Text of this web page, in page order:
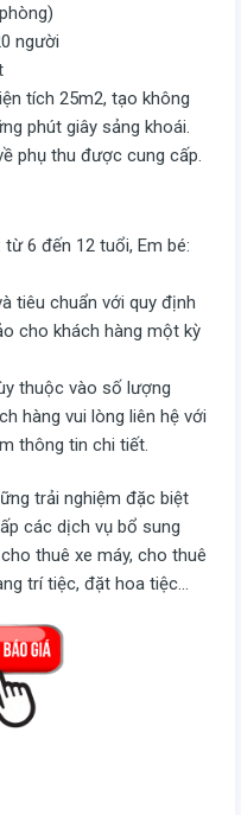
người
tích 25m2, tạo không
phút giây sảng khoái.
phụ thu được cung cấp.
6 đến 12 tuổi, Em bé:
tiêu chuẩn với quy định
cho khách hàng một kỳ
thuộc vào số lượng
hàng vui lòng liên hệ với
thông tin chi tiết.
trải nghiệm đặc biệt
các dịch vụ bổ sung
thuê xe máy, cho thuê
trí tiệc, đặt hoa tiệc…